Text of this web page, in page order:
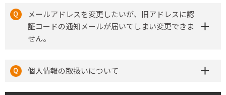
メールアドレスを変更したいが、旧アドレスに認
証コードの通知メールが届いてしまい変更できま
せん。
個人情報の取扱いについて